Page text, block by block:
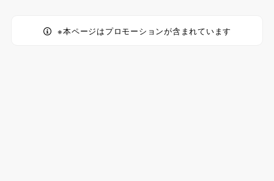
※本ページはプロモーションが含まれています